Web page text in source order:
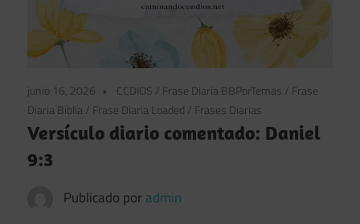
junio 16, 2026 CCDIOS / Frase Diaria BBPorTemas / Frase
Diaria Biblia / Frase Diaria Loaded / Frases Diarias
Versículo diario comentado: Daniel
9:3
Publicado por admin